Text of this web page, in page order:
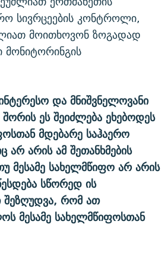
სივრცეების კონტროლი,
მოითხოვონ ზოგადად
მონიტორინგის
და მნიშვნელოვანი
ეს შეიძლება ეხებოდეს
მდებარე საჰაერო
არის ამ შეთანხმების
მესამე სახელმწიფო არ არის
სწორედ ის
რომ ათ
მესამე სახელმწიფოსთან